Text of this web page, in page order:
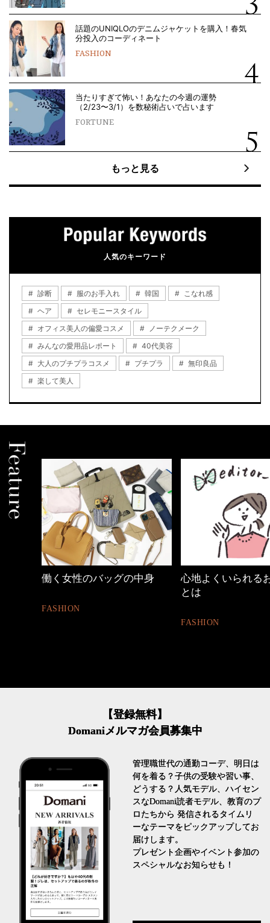
話題のUNIQLOのデニムジャケットを購入！春気
分投入のコーディネート
FASHION
当たりすぎて怖い！あなたの今週の運勢
（2/23〜3/1）を数秘術占いで占います
FORTUNE
もっと見る
人気のキーワード
診断 服のお手入れ 韓国
こなれ感
ヘア
セレモニースタイル
オフィス美人の偏愛コスメ
ノーテクメーク
みんなの愛用品レポート
40代美容
大人のプチプラコスメ
プチプラ
無印良品
楽して美人
働く女性のバッグの中身
FASHION
心地よくいられる
とは
FASHION
【登録無料】
Domaniメルマガ会員募集中
管理職世代の通勤コーデ、明日は
何を着る？子供の受験や習い事、
どうする？人気モデル、ハイセン
スなDomani読者モデル、教育のプ
ロたちから 発信されるタイムリ
ーなテーマをピックアップしてお
届けします。
プレゼント企画やイベント参加の
スペシャルなお知らせも！